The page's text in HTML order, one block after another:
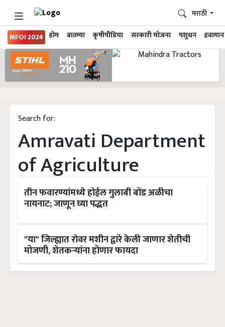
MFOI 2024 होम बातम्या कृषीपीडिया सरकारी योजना पशुधन हवामान
मराठी
Search for:
Amravati Department
of Agriculture
तीन फवारण्यांमध्ये होईल गुलाबी बोंड अळीचा
नायनाट; जाणून घ्या पद्धत
"या" जिल्ह्यात रोवर मशीन द्वारे केली जाणार शेतीची
मोजणी, शेतकऱ्यांना होणार फायदा